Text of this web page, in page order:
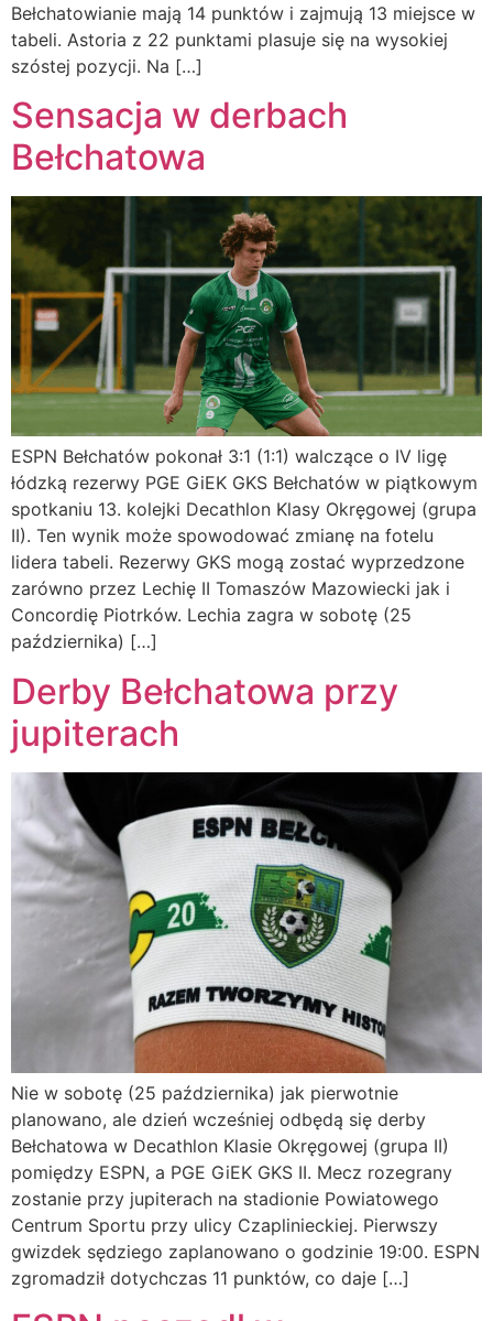
Bełchatowianie mają 14 punktów i zajmują 13 miejsce w
tabeli. Astoria z 22 punktami plasuje się na wysokiej
szóstej pozycji. Na […]
Sensacja w derbach
Bełchatowa
ESPN Bełchatów pokonał 3:1 (1:1) walczące o IV ligę
łódzką rezerwy PGE GiEK GKS Bełchatów w piątkowym
spotkaniu 13. kolejki Decathlon Klasy Okręgowej (grupa
II). Ten wynik może spowodować zmianę na fotelu
lidera tabeli. Rezerwy GKS mogą zostać wyprzedzone
zarówno przez Lechię II Tomaszów Mazowiecki jak i
Concordię Piotrków. Lechia zagra w sobotę (25
października) […]
Derby Bełchatowa przy
jupiterach
Nie w sobotę (25 października) jak pierwotnie
planowano, ale dzień wcześniej odbędą się derby
Bełchatowa w Decathlon Klasie Okręgowej (grupa II)
pomiędzy ESPN, a PGE GiEK GKS II. Mecz rozegrany
zostanie przy jupiterach na stadionie Powiatowego
Centrum Sportu przy ulicy Czaplinieckiej. Pierwszy
gwizdek sędziego zaplanowano o godzinie 19:00. ESPN
zgromadził dotychczas 11 punktów, co daje […]